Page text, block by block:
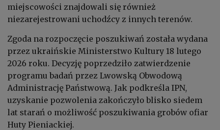
miejscowości znajdowali się również
niezarejestrowani uchodźcy z innych terenów.
Zgoda na rozpoczęcie poszukiwań została wydana
przez ukraińskie Ministerstwo Kultury 18 lutego
2026 roku. Decyzję poprzedziło zatwierdzenie
programu badań przez Lwowską Obwodową
Administrację Państwową. Jak podkreśla IPN,
uzyskanie pozwolenia zakończyło blisko siedem
lat starań o możliwość poszukiwania grobów ofiar
Huty Pieniackiej.